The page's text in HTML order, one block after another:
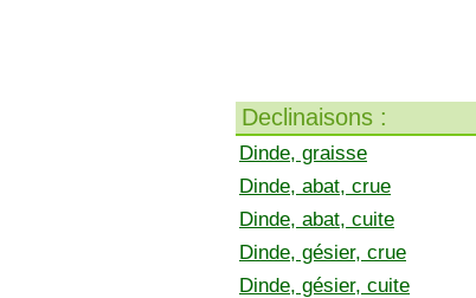
Declinaisons :
Dinde, graisse
Dinde, abat, crue
Dinde, abat, cuite
Dinde, gésier, crue
Dinde, gésier, cuite